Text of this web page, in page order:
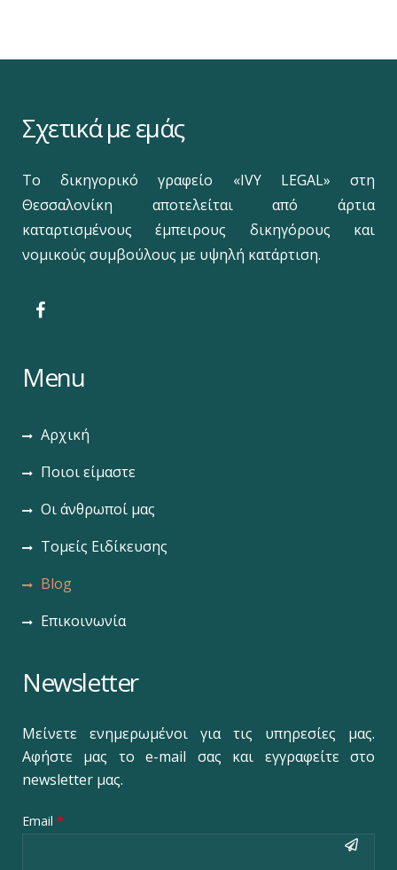
Σχετικά με εμάς
Το δικηγορικό γραφείο «IVY LEGAL» στη
Θεσσαλονίκη αποτελείται από άρτια
καταρτισμένους έμπειρους δικηγόρους και
νομικούς συμβούλους με υψηλή κατάρτιση.
Menu
Αρχική
Ποιοι είμαστε
Οι άνθρωποί μας
Τομείς Ειδίκευσης
Blog
Επικοινωνία
Newsletter
Μείνετε ενημερωμένοι για τις υπηρεσίες μας.
Αφήστε μας το e-mail σας και εγγραφείτε στο
newsletter μας.
Email *